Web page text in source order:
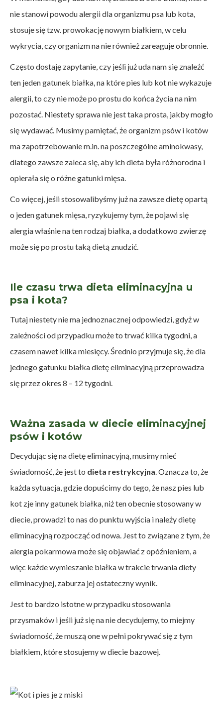
nie stanowi powodu alergii dla organizmu psa lub kota,
stosuje się tzw. prowokację nowym białkiem, w celu
wykrycia, czy organizm na nie również zareaguje obronnie.
Często dostaję zapytanie, czy jeśli już uda nam się znaleźć
ten jeden gatunek białka, na które pies lub kot nie wykazuje
alergii, to czy nie może po prostu do końca życia na nim
pozostać. Niestety sprawa nie jest taka prosta, jakby mogło
się wydawać. Musimy pamiętać, że organizm psów i kotów
ma zapotrzebowanie m.in. na poszczególne aminokwasy,
dlatego zawsze zaleca się, aby ich dieta była różnorodna i
opierała się o różne gatunki mięsa.
Co więcej, jeśli stosowalibyśmy już na zawsze dietę opartą
o jeden gatunek mięsa, ryzykujemy tym, że pojawi się
alergia właśnie na ten rodzaj białka, a dodatkowo zwierzę
może się po prostu taką dietą znudzić.
Ile czasu trwa dieta eliminacyjna u
psa i kota?
Tutaj niestety nie ma jednoznacznej odpowiedzi, gdyż w
zależności od przypadku może to trwać kilka tygodni, a
czasem nawet kilka miesięcy. Średnio przyjmuje się, że dla
jednego gatunku białka dietę eliminacyjną przeprowadza
się przez okres 8 – 12 tygodni.
Ważna zasada w diecie eliminacyjnej
psów i kotów
Decydując się na dietę eliminacyjną, musimy mieć
świadomość, że jest to dieta restrykcyjna. Oznacza to, że
każda sytuacja, gdzie dopuścimy do tego, że nasz pies lub
kot zje inny gatunek białka, niż ten obecnie stosowany w
diecie, prowadzi to nas do punktu wyjścia i należy dietę
eliminacyjną rozpocząć od nowa. Jest to związane z tym, że
alergia pokarmowa może się objawiać z opóźnieniem, a
więc każde wymieszanie białka w trakcie trwania diety
eliminacyjnej, zaburza jej ostateczny wynik.
Jest to bardzo istotne w przypadku stosowania
przysmaków i jeśli już się na nie decydujemy, to miejmy
świadomość, że muszą one w pełni pokrywać się z tym
białkiem, które stosujemy w diecie bazowej.